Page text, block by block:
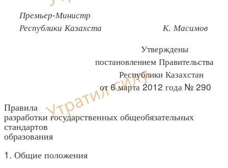
Премьер-Министр
Республики Казахста К. Масимов
Утверждены
постановлением Правительства
Республики Казахстан
от 6 марта 2012 года № 290
Правила
разработки государственных общеобязательных
стандартов
образования
1. Общие положения